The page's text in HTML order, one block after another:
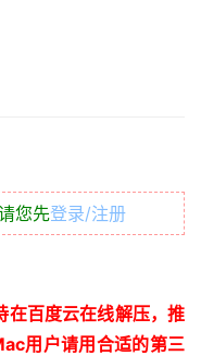
您先登录/注册
在百度云在线解压，推
用户请用合适的第三